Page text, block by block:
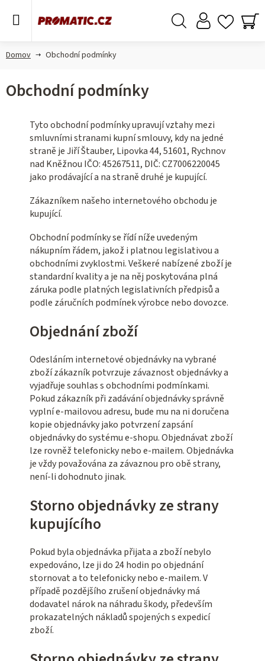
Domov Obchodní podmínky
Obchodní podmínky
Tyto obchodní podmínky upravují vztahy mezi
smluvními stranami kupní smlouvy, kdy na jedné
straně je Jiří Štauber, Lipovka 44, 51601, Rychnov
nad Kněžnou IČO: 45267511, DIČ: CZ7006220045
jako prodávající a na straně druhé je kupující.
Zákazníkem našeho internetového obchodu je
kupující.
Obchodní podmínky se řídí níže uvedeným
nákupním řádem, jakož i platnou legislativou a
obchodními zvyklostmi. Veškeré nabízené zboží je
standardní kvality a je na něj poskytována plná
záruka podle platných legislativních předpisů a
podle záručních podmínek výrobce nebo dovozce.
Objednání zboží
Odesláním internetové objednávky na vybrané
zboží zákazník potvrzuje závaznost objednávky a
vyjadřuje souhlas s obchodními podmínkami.
Pokud zákazník při zadávání objednávky správně
vyplní e-mailovou adresu, bude mu na ni doručena
kopie objednávky jako potvrzení zapsání
objednávky do systému e-shopu. Objednávat zboží
lze rovněž telefonicky nebo e-mailem. Objednávka
je vždy považována za závaznou pro obě strany,
není-li dohodnuto jinak.
Storno objednávky ze strany
kupujícího
Pokud byla objednávka přijata a zboží nebylo
expedováno, lze ji do 24 hodin po objednání
stornovat a to telefonicky nebo e-mailem. V
případě pozdějšího zrušení objednávky má
dodavatel nárok na náhradu škody, především
prokazatelných nákladů spojených s expedicí
zboží.